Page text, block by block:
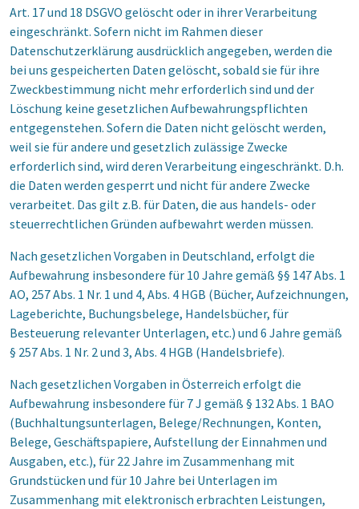
Art. 17 und 18 DSGVO gelöscht oder in ihrer Verarbeitung
eingeschränkt. Sofern nicht im Rahmen dieser
Datenschutzerklärung ausdrücklich angegeben, werden die
bei uns gespeicherten Daten gelöscht, sobald sie für ihre
Zweckbestimmung nicht mehr erforderlich sind und der
Löschung keine gesetzlichen Aufbewahrungspflichten
entgegenstehen. Sofern die Daten nicht gelöscht werden,
weil sie für andere und gesetzlich zulässige Zwecke
erforderlich sind, wird deren Verarbeitung eingeschränkt. D.h.
die Daten werden gesperrt und nicht für andere Zwecke
verarbeitet. Das gilt z.B. für Daten, die aus handels- oder
steuerrechtlichen Gründen aufbewahrt werden müssen.
Nach gesetzlichen Vorgaben in Deutschland, erfolgt die
Aufbewahrung insbesondere für 10 Jahre gemäß §§ 147 Abs. 1
AO, 257 Abs. 1 Nr. 1 und 4, Abs. 4 HGB (Bücher, Aufzeichnungen,
Lageberichte, Buchungsbelege, Handelsbücher, für
Besteuerung relevanter Unterlagen, etc.) und 6 Jahre gemäß
§ 257 Abs. 1 Nr. 2 und 3, Abs. 4 HGB (Handelsbriefe).
Nach gesetzlichen Vorgaben in Österreich erfolgt die
Aufbewahrung insbesondere für 7 J gemäß § 132 Abs. 1 BAO
(Buchhaltungsunterlagen, Belege/Rechnungen, Konten,
Belege, Geschäftspapiere, Aufstellung der Einnahmen und
Ausgaben, etc.), für 22 Jahre im Zusammenhang mit
Grundstücken und für 10 Jahre bei Unterlagen im
Zusammenhang mit elektronisch erbrachten Leistungen,